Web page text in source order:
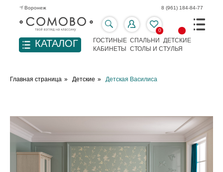
Воронеж 8 (961) 184-84-77
ГОСТИНЫЕ СПАЛЬНИ
ДЕТСКИЕ
КАБИНЕТЫ
СТОЛЫ И СТУЛЬЯ
КАТАЛОГ
0
Главная страница » Детские » Детская Василиса